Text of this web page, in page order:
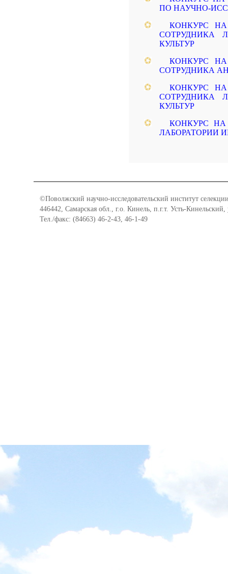
ПО НАУЧНО-
КОНКУРС
СОТРУДНИКА
КУЛЬТУР
КОНКУРС
СОТРУДНИКА
КОНКУРС
СОТРУДНИКА
КУЛЬТУР
КОНКУРС
ЛАБОРАТОРИИ
©Поволжский научно-исследовательский институт
446442, Самарская обл., г.о. Кинель, п.г.т. Усть-
Тел./факс: (84663) 46-2-43, 46-1-49